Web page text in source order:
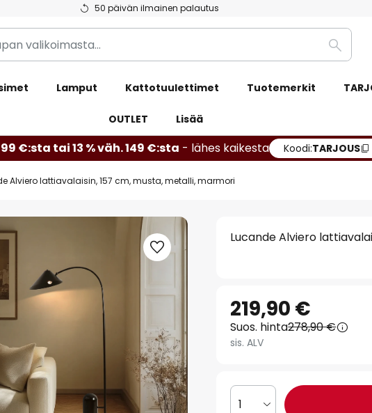
50 päivän ilmainen palautus
Etsi
Lamput Kattotuulettimet Tuotemerkit
OUTLET Lisää
€:sta tai 13 % väh. 149 €:sta - lähes kaikesta Koodi:TARJOUS
Alviero lattiavalaisin, 157 cm, musta, metalli, marmori
Lucande Alviero
219,90 €
Suos. hinta278,90 €
sis. ALV
1